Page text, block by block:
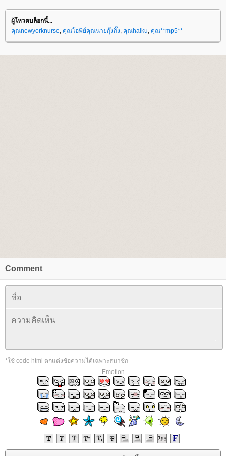
ผู้โหวตบล็อกนี้...
คุณnewyorknurse, คุณโอพีย์คุณนายกุ๊งกิ๊ง, คุณhaiku, คุณ**mp5**
Comment
*ใช้ code html ตกแต่งข้อความได้เฉพาะสมาชิก
Emotion